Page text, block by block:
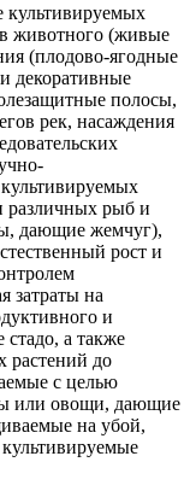
культивируемых
животного (живые
(плодово-ягодные
декоративные
полосы,
рек, насаждения
различных рыб и
дающие жемчуг),
рост и
затраты на
и
стадо, а также
растений до
с целью
или овощи, дающие
на убой,